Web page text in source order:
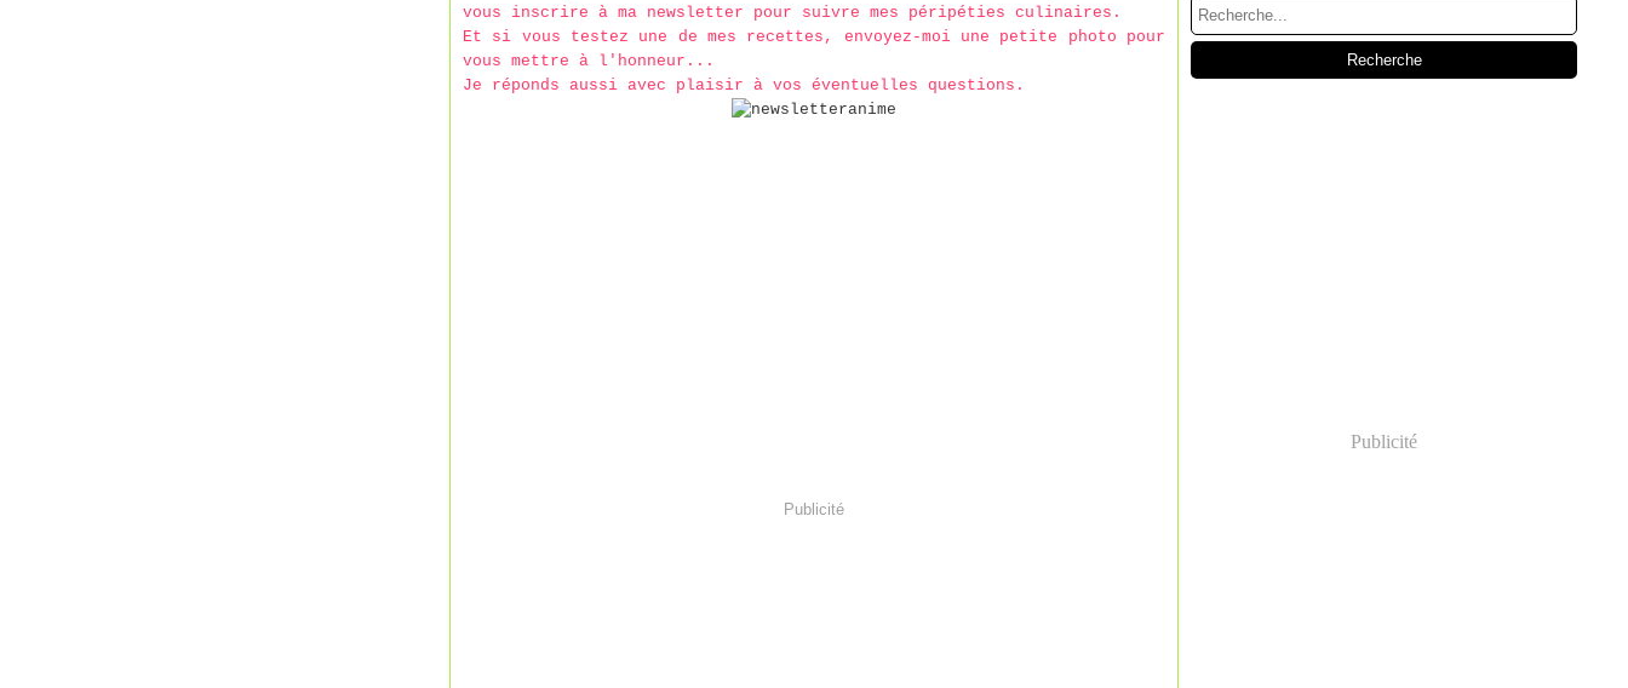
vous inscrire à ma newsletter pour suivre mes péripéties culinaires.
Et si vous testez une de mes recettes, envoyez-moi une petite photo pour
vous mettre à l'honneur...
Je réponds aussi avec plaisir à vos éventuelles questions.
Publicité
Publicité